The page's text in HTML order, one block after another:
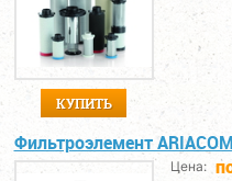
КУПИТЬ
Фильтроэлемент
Цена: